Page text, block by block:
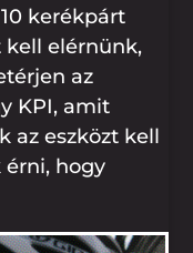
kerékpárt
kell elérnünk,
az
KPI, amit
az eszközt kell
hogy